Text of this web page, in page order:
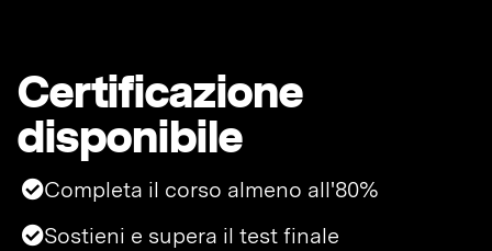
Certificazione
disponibile
Completa il corso almeno all'80%
Sostieni e supera il test finale